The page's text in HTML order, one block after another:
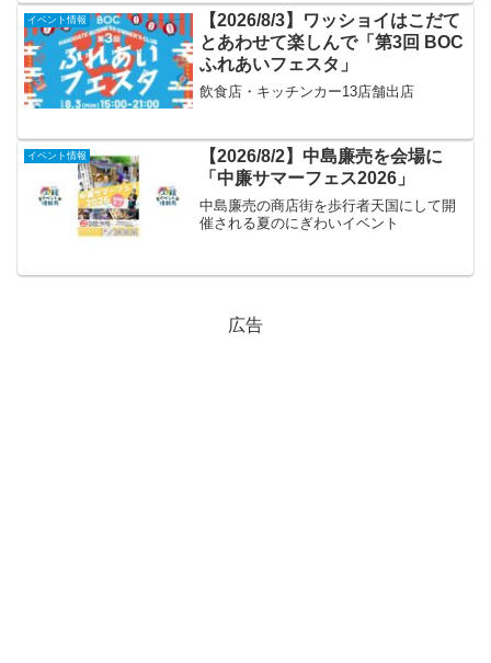
イベント情報
【2026/8/3】ワッショイはこだて
とあわせて楽しんで「第3回 BOC
ふれあいフェスタ」
飲食店・キッチンカー13店舗出店
イベント情報
【2026/8/2】中島廉売を会場に
「中廉サマーフェス2026」
中島廉売の商店街を歩行者天国にして開
催される夏のにぎわいイベント
広告